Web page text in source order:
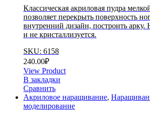
Классическая акриловая пудра
позволяет перекрыть поверхность
внутренний дизайн, построить арку.
и не кристаллизуется.
SKU: 6158
240.00₽
View Product
В закладки
Сравнить
Акриловое наращивание,
моделирование